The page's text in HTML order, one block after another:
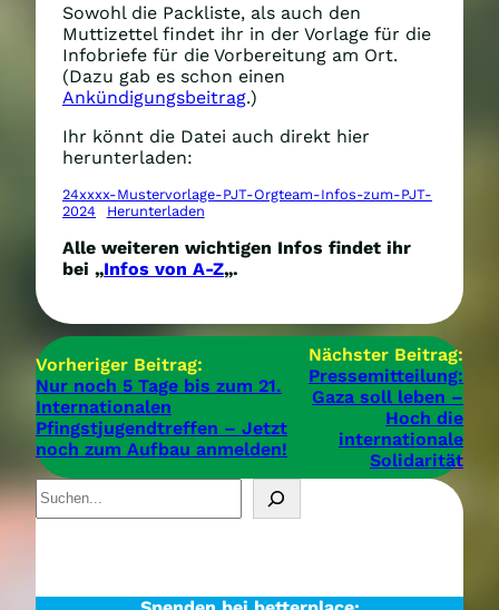
Sowohl die Packliste, als auch den
Muttizettel findet ihr in der Vorlage für die
Infobriefe für die Vorbereitung am Ort.
(Dazu gab es schon einen
Ankündigungsbeitrag.)
Ihr könnt die Datei auch direkt hier
herunterladen:
24xxxx-Mustervorlage-PJT-Orgteam-Infos-zum-PJT-
2024
Herunterladen
Alle weiteren wichtigen Infos findet ihr
bei „Infos von A-Z„.
Vorheriger Beitrag:
Nur noch 5 Tage bis zum 21.
Internationalen
Pfingstjugendtreffen – Jetzt
noch zum Aufbau anmelden!
Nächster Beitrag:
Pressemitteilung:
Gaza soll leben –
Hoch die
internationale
Solidarität
S
u
n